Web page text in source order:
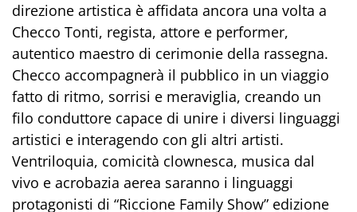
direzione artistica è affidata ancora una volta a
Checco Tonti, regista, attore e performer,
autentico maestro di cerimonie della rassegna.
Checco accompagnerà il pubblico in un viaggio
fatto di ritmo, sorrisi e meraviglia, creando un
filo conduttore capace di unire i diversi linguaggi
artistici e interagendo con gli altri artisti.
Ventriloquia, comicità clownesca, musica dal
vivo e acrobazia aerea saranno i linguaggi
protagonisti di “Riccione Family Show” edizione